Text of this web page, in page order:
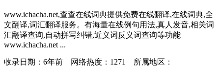
www.ichacha.net,查查在线词典提供免费在线翻译,在线词典,全
文翻译,词汇翻译服务。有海量在线例句用法,真人发音,相关词
汇翻译查询,自动拼写纠错,近义词反义词查询等功能
www.ichacha.net ...
收录日期： 6年前 网络热度：1271 所属地区：